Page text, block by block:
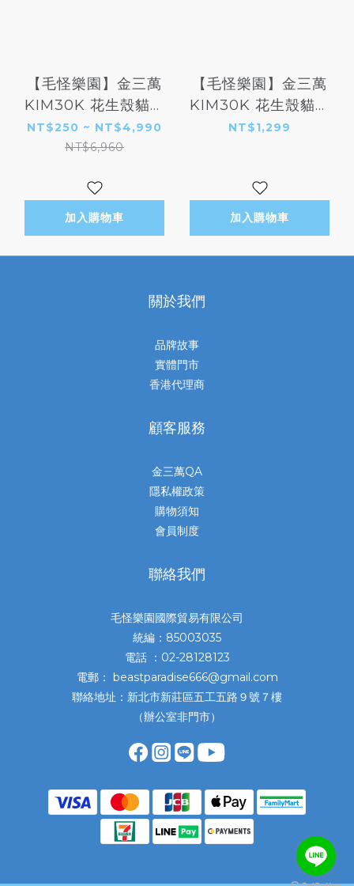
【毛怪樂園】金三萬
KIM30K 花生殼貓砂
（花生米破碎砂）
NT$250 ~ NT$4,990
NT$6,960
加入購物車
【毛怪樂園】金三萬
KIM30K 花生殼貓砂
- 4包抓板貓屋限定禮
NT$1,299
加入購物車
關於我們
品牌故事
實體門市
香港代理商
顧客服務
金三萬QA
隱私權政策
購物須知
會員制度
聯絡我們
毛怪樂園國際貿易有限公司
統編：85003035
電話 ：02-28128123
電郵： beastparadise666@gmail.com
聯絡地址：新北市新莊區五工五路９號７樓
（辦公室非門市）